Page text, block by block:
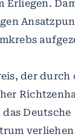
Erliegen.
der
Deutsche